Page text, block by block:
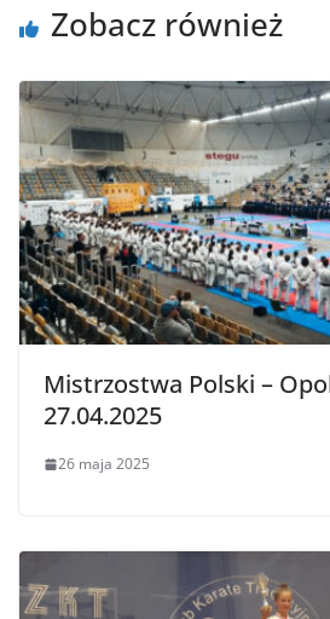
Zobacz również
Mistrzostwa Polski –
27.04.2025
26 maja 2025